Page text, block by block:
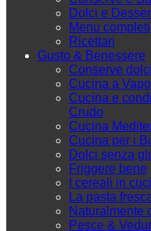
Dolci e
Menu completi
Ricettari
Gusto & Benessere
Conserve
Cucina a
Cucina e
Crudo
Cucina
Cucina per i
Dolci senza
Friggere bene
I cereali in
La pasta
Naturalmente
Pesce &